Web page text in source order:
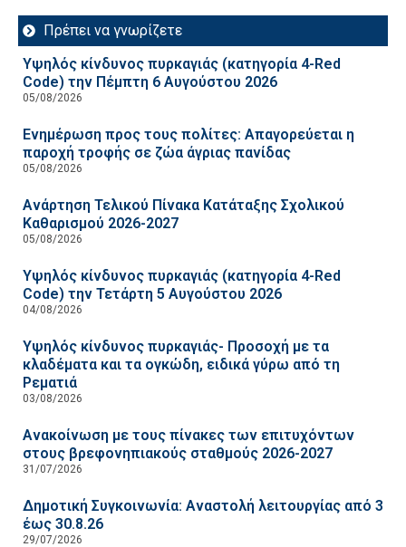
Πρέπει να γνωρίζετε
Υψηλός κίνδυνος πυρκαγιάς (κατηγορία 4-Red
Code) την Πέμπτη 6 Αυγούστου 2026
05/08/2026
Ενημέρωση προς τους πολίτες: Απαγορεύεται η
παροχή τροφής σε ζώα άγριας πανίδας
05/08/2026
Ανάρτηση Τελικού Πίνακα Κατάταξης Σχολικού
Καθαρισμού 2026-2027
05/08/2026
Υψηλός κίνδυνος πυρκαγιάς (κατηγορία 4-Red
Code) την Τετάρτη 5 Αυγούστου 2026
04/08/2026
Υψηλός κίνδυνος πυρκαγιάς- Προσοχή με τα
κλαδέματα και τα ογκώδη, ειδικά γύρω από τη
Ρεματιά
03/08/2026
Ανακοίνωση με τους πίνακες των επιτυχόντων
στους βρεφονηπιακούς σταθμούς 2026-2027
31/07/2026
Δημοτική Συγκοινωνία: Αναστολή λειτουργίας από 3
έως 30.8.26
29/07/2026